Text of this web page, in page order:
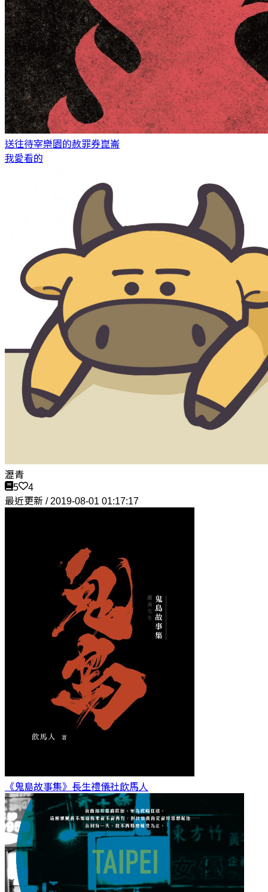
送往待宰樂園的赦罪券崑崙
我愛看的
瀝青
5
4
最近更新 / 2019-08-01 01:17:17
《鬼島故事集》長生禮儀社飲馬人